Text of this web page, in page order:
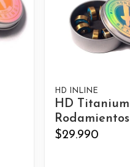
HD INLINE
HD Titanium
Rodamientos
$29.990